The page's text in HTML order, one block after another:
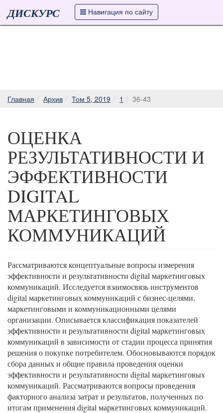
ДИСКУРС Навигация по сайту
Главная Архив Том 5, 2019 1 36-43
ОЦЕНКА
РЕЗУЛЬТАТИВНОСТИ И
ЭФФЕКТИВНОСТИ
DIGITAL
МАРКЕТИНГОВЫХ
КОММУНИКАЦИЙ
Рассматриваются концептуальные вопросы измерения
эффективности и результативности digital маркетинговых
коммуникаций. Исследуется взаимосвязь инструментов
digital маркетинговых коммуникаций с бизнес-целями,
маркетинговыми и коммуникационными целями
организации. Описывается классификация показателей
эффективности и результативности digital маркетинговых
коммуникаций в зависимости от стадии процесса принятия
решения о покупке потребителем. Обосновываются порядок
сбора данных и общие правила проведения оценки
эффективности и результативности digital маркетинговых
коммуникаций. Рассматриваются вопросы проведения
факторного анализа затрат и результатов, полученных по
итогам применения digital маркетинговых коммуникаций.